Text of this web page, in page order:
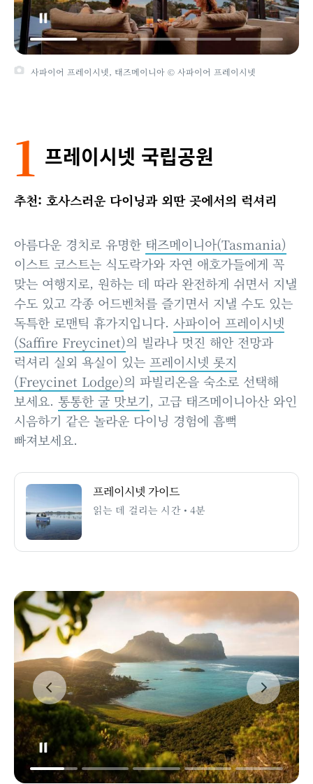
프레이시넷 마린 굴 양식장, 사파이어 프레이시넷, 태즈메이니아 ©
1 프레이시넷 국립공원
추천: 호사스러운 다이닝과 외딴 곳에서의 럭셔리
아름다운 경치로 유명한 태즈메이니아(Tasmania)
이스트 코스트는 식도락가와 자연 애호가들에게 꼭
맞는 여행지로, 원하는 데 따라 완전하게 쉬면서 지낼
수도 있고 각종 어드벤처를 즐기면서 지낼 수도 있는
독특한 로맨틱 휴가지입니다. 사파이어 프레이시넷
(Saffire Freycinet)의 빌라나 멋진 해안 전망과
럭셔리 실외 욕실이 있는 프레이시넷 롯지
(Freycinet Lodge)의 파빌리온을 숙소로 선택해
보세요. 통통한 굴 맛보기, 고급 태즈메이니아산 와인
시음하기 같은 놀라운 다이닝 경험에 흠뻑
빠져보세요.
프레이시넷 가이드
읽는 데 걸리는 시간 • 4분